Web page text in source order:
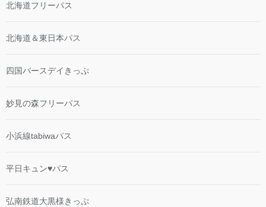
北海道フリーパス
北海道＆東日本パス
四国バースデイきっぷ
妙見の森フリーパス
小浜線tabiwaパス
平日キュン♥パス
弘南鉄道大黒様きっぷ